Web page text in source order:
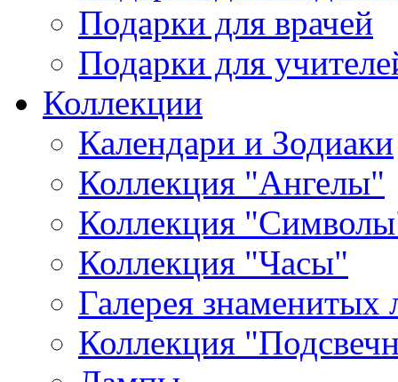
Подарки для врачей
Подарки для
Коллекции
Календари и Зодиаки
Коллекция "Ангелы"
Коллекция
Коллекция "Часы"
Галерея знаменитых
Коллекция